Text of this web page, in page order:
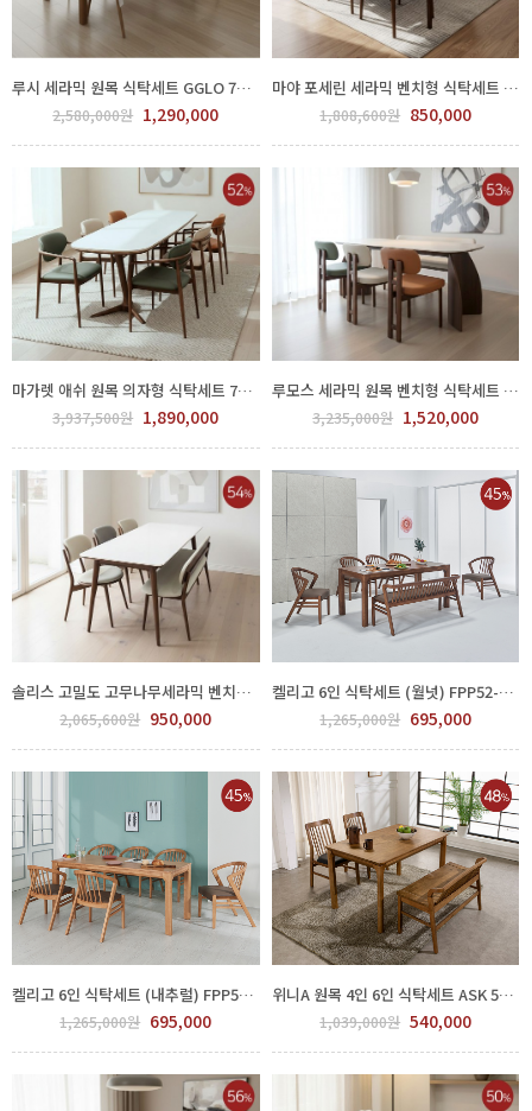
루시 세라믹 원목 식탁세트 GGLO 700-6
2,580,000원 1,290,000
마야 포세린 세라믹 벤치형 식탁세트 700-204
1,808,600원 850,000
마가렛 애쉬 원목 의자형 식탁세트 700-215
3,937,500원 1,890,000
루모스 세라믹 원목 벤치형 식탁세트 700-212
3,235,000원 1,520,000
솔리스 고밀도 고무나무세라믹 벤치형 식탁세트 700-218
2,065,600원 950,000
켈리고 6인 식탁세트 (월넛) FPP52-0001.2.3
1,265,000원 695,000
켈리고 6인 식탁세트 (내추럴) FPP53-0001.2.3
1,265,000원 695,000
위니A 원목 4인 6인 식탁세트 ASK 550-623
1,039,000원 540,000